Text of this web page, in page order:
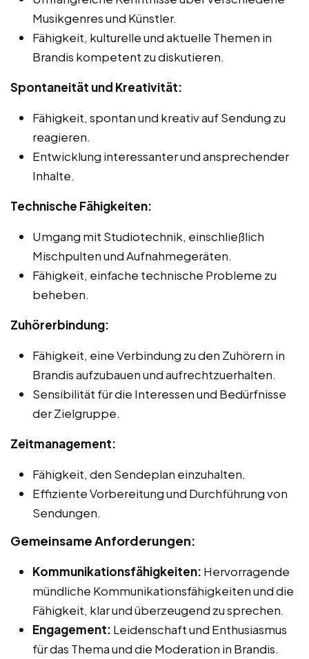
Musikgenres und Künstler.
Fähigkeit, kulturelle und aktuelle Themen in
Brandis kompetent zu diskutieren.
Spontaneität und Kreativität:
Fähigkeit, spontan und kreativ auf Sendung zu
reagieren.
Entwicklung interessanter und ansprechender
Inhalte.
Technische Fähigkeiten:
Umgang mit Studiotechnik, einschließlich
Mischpulten und Aufnahmegeräten.
Fähigkeit, einfache technische Probleme zu
beheben.
Zuhörerbindung:
Fähigkeit, eine Verbindung zu den Zuhörern in
Brandis aufzubauen und aufrechtzuerhalten.
Sensibilität für die Interessen und Bedürfnisse
der Zielgruppe.
Zeitmanagement:
Fähigkeit, den Sendeplan einzuhalten.
Effiziente Vorbereitung und Durchführung von
Sendungen.
Gemeinsame Anforderungen:
Kommunikationsfähigkeiten: Hervorragende
mündliche Kommunikationsfähigkeiten und die
Fähigkeit, klar und überzeugend zu sprechen.
Engagement: Leidenschaft und Enthusiasmus
für das Thema und die Moderation in Brandis.